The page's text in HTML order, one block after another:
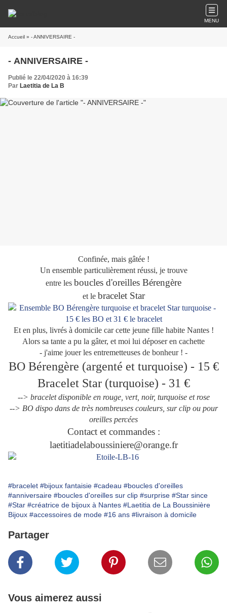
MENU
Accueil » - ANNIVERSAIRE -
- ANNIVERSAIRE -
Publié le 22/04/2020 à 16:39
Par Laetitia de La B
Confinée, mais gâtée !
Un ensemble particulièrement réussi, je trouve
entre les boucles d'oreilles Bérengère
et le bracelet Star
Et en plus, livrés à domicile car cette jeune fille habite Nantes !
Alors sa tante a pu la gâter, et moi lui déposer en cachette
- j'aime jouer les entremetteuses de bonheur ! -
BO Bérengère (argenté et turquoise) - 15 €
Bracelet Star (turquoise) - 31 €
--> bracelet disponible en rouge, vert, noir, turquoise et rose
--> BO dispo dans de très nombreuses couleurs, sur clip ou pour
oreilles percées
Contact et commandes :
laetitiadelaboussiniere@orange.fr
#bracelet #bijoux fantaisie #cadeau #boucles d'oreilles
#anniversaire #boucles d'oreilles sur clip #surprise #Star since
#Star #créatrice de bijoux à Nantes #Laetitia de La Boussinière
Bijoux #accessoires de mode #16 ans #livraison à domicile
Partager
Vous aimerez aussi